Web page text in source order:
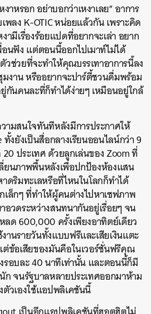
งาหรอก อย่าบอกว่าเหงาเลย” อาการ
พลง K-OTIC หน่อยแล้วกัน เพราะคิด
ามีเรื่องร้อยแปดที่อยากจะเล่า อยาก
นฟัง แต่ตอนนี้ออกไปเมาท์ไม่ได้
ช่วยที่จะทำให้คุณบรรเทาอาการนี้ลง
มงาน หรืออยากจะปาร์ตี้ชวนดื่มพร้อม
กันคนละที่ก็ทำได้ง่ายๆ เหมือนอยู่ใกล้
ามสนใจทันทีหลังมีการประกาศให้
ทั้งยังเป็นสื่อกลางเรียนออนไลน์กว่า 9
20 ประเทศ ด้วยลูกเล่นของ Zoom ที่
ยนภาพพื้นหลังเพื่อปกป้องห้องแสน
ดริมทะเลหรือที่ไหนในโลกก็ทำได้
ล็กๆ ที่ทำให้ผู้คนต่างไปหาเซฟภาพ
วดระหว่างสนทนากันอยู่เรื่อยๆ จน
ลด 600,000 ครั้งเพียงอาทิตย์เดียว
านรายวันทั้งแบบฟรีและเสียเงินแตะ
ข้อเสียของมันคือในเวอร์ชั่นฟรีคุณ
รอบละ 40 นาทีเท่านั้น และตอนนี้ก็มี
ก จนรัฐบาลหลายประเทศออกมาห้าม
วเองใช้แอปพลิเคชันนี้